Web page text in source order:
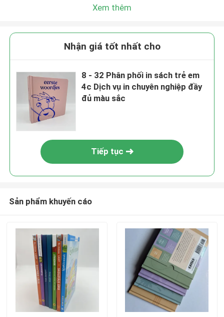
Xem thêm
Nhận giá tốt nhất cho
8 - 32 Phân phối in sách trẻ em
4c Dịch vụ in chuyên nghiệp đầy
đủ màu sắc
Tiếp tục
Sản phẩm khuyến cáo